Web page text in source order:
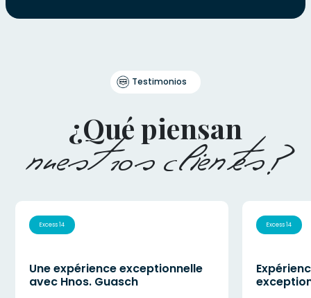
Testimonios
¿Qué piensan
nuestros clientes?
Excess 14
Une expérience exceptionnelle
avec Hnos. Guasch
Excess 14